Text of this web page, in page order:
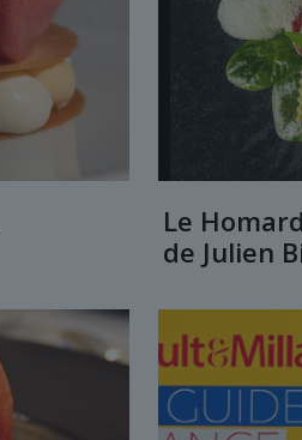
Le
de Julien